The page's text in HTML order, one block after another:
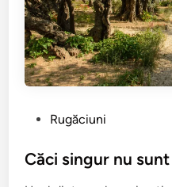
b
Rugăciuni
Căci singur nu